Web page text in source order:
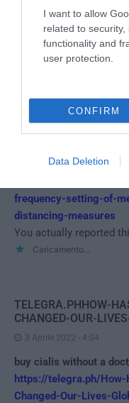
I want to allow
related to
functionality and
user protection.
CONFIRM
Data Deletion
https://
Regards! I like it.
Caricamento...
HTTPS://
FREQUENCY-
AGE-OF-COVID-19-
1 Aprile 2022 - 10:18
frequency-setting-of-
distancing-measures
You actually reported
Caricamento...
TELEGRA.PHHOW-
CHANGED-OUR-
3 Aprile 2022 - 4:04
buy cialis without a
https://telegra.ph/
Changed-Our-Lives-